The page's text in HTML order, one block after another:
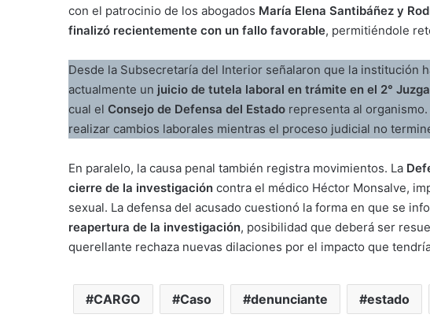
con el patrocinio de los abogados María Elena Santibáñez y
finalizó recientemente con un fallo favorable, permitiéndole
Desde la Subsecretaría del Interior señalaron que la institución
actualmente un juicio de tutela laboral en trámite en el 2°
cual el Consejo de Defensa del Estado representa al
realizar cambios laborales mientras el proceso judicial no
En paralelo, la causa penal también registra movimientos. La
cierre de la investigación contra el médico Héctor Monsalve,
sexual. La defensa del acusado cuestionó la forma en que se
reapertura de la investigación, posibilidad que deberá ser
querellante rechaza nuevas dilaciones por el impacto que
CARGO Caso denunciante estado